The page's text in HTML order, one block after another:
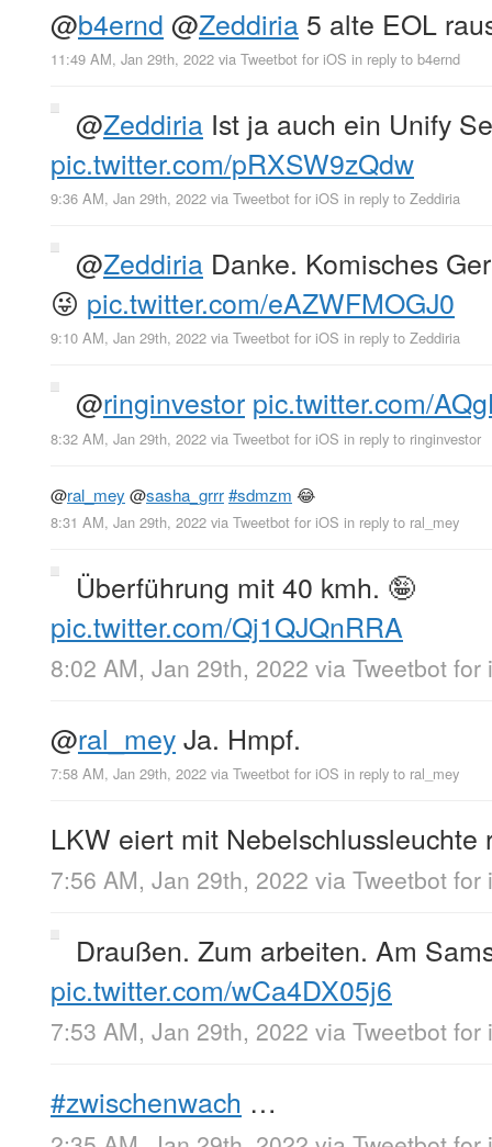
@b4ernd @Zeddiria 5 alte EOL
11:49 AM, Jan 29th, 2022 via Tweetbot for iΟS in reply to b4ernd
@Zeddiria Ist ja auch ein Unify
pic.twitter.com/pRXSW9zQdw
9:36 AM, Jan 29th, 2022 via Tweetbot for iΟS in reply to Zeddiria
@Zeddiria Danke. Komisches
😜 pic.twitter.com/eAZWFMOGJ0
9:10 AM, Jan 29th, 2022 via Tweetbot for iΟS in reply to Zeddiria
@ringinvestor pic.twitter.com/
8:32 AM, Jan 29th, 2022 via Tweetbot for iΟS in reply to ringinvestor
@ral_mey @sasha_grrr#sdmzm 😂
8:31 AM, Jan 29th, 2022 via Tweetbot for iΟS in reply to ral_mey
Überführung mit 40 kmh. 🤪
pic.twitter.com/Qj1QJQnRRA
8:02 AM, Jan 29th, 2022 via Tweetbot for
@ral_meyJa. Hmpf.
7:58 AM, Jan 29th, 2022 via Tweetbot for iΟS in reply to ral_mey
LKW eiert mit Nebelschlussleuchte
7:56 AM, Jan 29th, 2022 via Tweetbot for
Draußen. Zum arbeiten. Am
pic.twitter.com/wCa4DX05j6
7:53 AM, Jan 29th, 2022 via Tweetbot for
#zwischenwach …